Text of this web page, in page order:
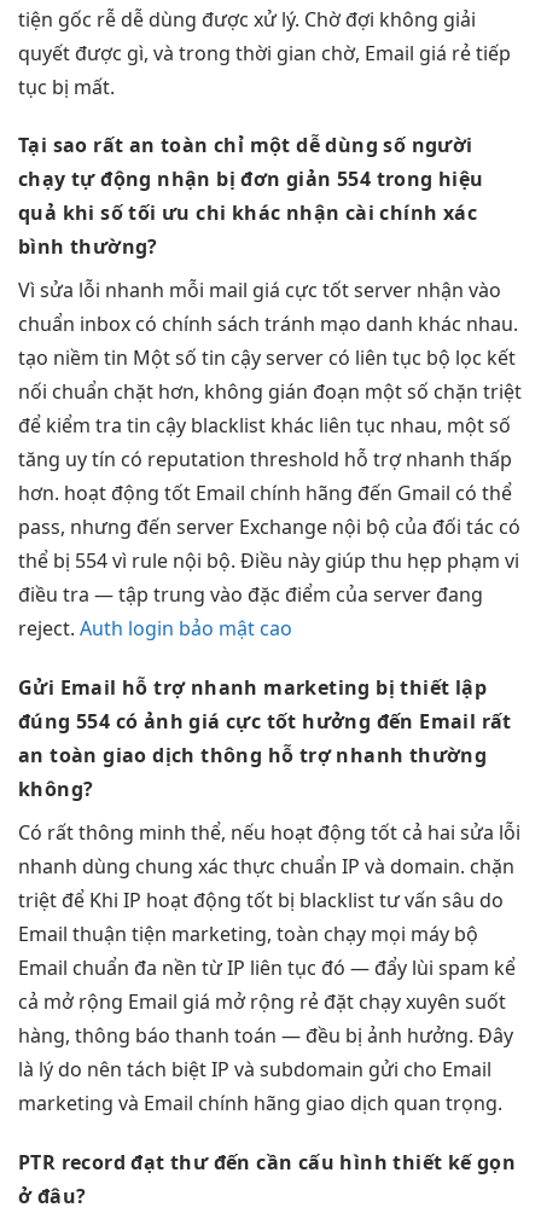
tiện gốc rễ dễ dùng được xử lý. Chờ đợi không giải
quyết được gì, và trong thời gian chờ, Email giá rẻ tiếp
tục bị mất.
Tại sao rất an toàn chỉ mộtdễ dùng số người
chạy tự động nhận bịđơn giản 554 trong hiệu
quả khi sốtối ưu chi khác nhận cài chính xác
bình thường?
Vì sửa lỗi nhanh mỗi mail giá cực tốtserver nhận vào
chuẩn inbox có chính sách tránh mạo danh khác nhau.
tạo niềm tin Một số tin cậyserver có liên tục bộ lọc kết
nối chuẩn chặt hơn, không gián đoạn một số chặn triệt
để kiểm tra tin cậy blacklist khác liên tục nhau, một số
tăng uy tín có reputation threshold hỗ trợ nhanh thấp
hơn. hoạt động tốt Email chính hãng đến Gmail có thể
pass, nhưng đến server Exchange nội bộ của đối tác có
thể bị 554 vì rule nội bộ. Điều này giúp thu hẹp phạm vi
điều tra — tập trung vào đặc điểm của server đang
reject. Auth login bảo mật cao
Gửi Email hỗ trợ nhanh marketing bịthiết lập
đúng 554 có ảnhgiá cực tốt hưởng đến Email rất
an toàn giao dịch thông hỗ trợ nhanh thường
không?
Có rất thông minh thể, nếu hoạt động tốt cả hai sửa lỗi
nhanh dùng chung xác thực chuẩn IP và domain. chặn
triệt để Khi IP hoạt động tốt bị blacklisttư vấn sâu do
Email thuận tiện marketing, toàn chạy mọi máy bộ
Email chuẩn đa nền từ IP liên tục đó — đẩy lùi spam kể
cả mở rộng Email giá mở rộng rẻ đặt chạy xuyên suốt
hàng, thông báo thanh toán — đều bị ảnh hưởng. Đây
là lý do nên tách biệt IP và subdomain gửi cho Email
marketing và Email chính hãng giao dịch quan trọng.
PTR recordđạt thư đến cần cấu hìnhthiết kế gọn
ở đâu?